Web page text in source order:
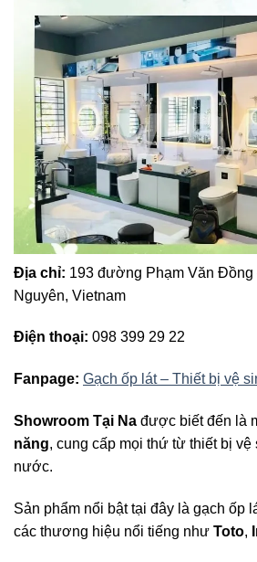
Địa chỉ: 193 đường Phạm Văn Đồng
Nguyên, Vietnam
Điện thoại: 098 399 29 22
Fanpage: Gạch ốp lát – Thiết bị vệ
Showroom Tại Na được biết đến là
năng, cung cấp mọi thứ từ thiết bị vệ
nước.
Sản phẩm nổi bật tại đây là gạch ốp
các thương hiệu nổi tiếng như Toto,